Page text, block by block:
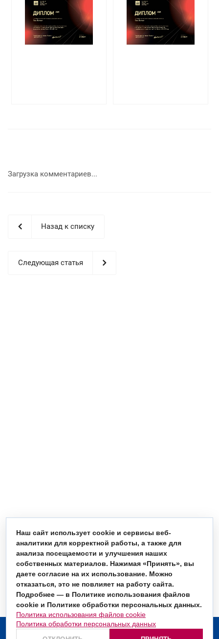
Загрузка комментариев...
Назад к списку
Следующая статья
О компании
Наш сайт использует cookie и сервисы веб-
аналитики для корректной работы, а также для
анализа посещаемости и улучшения наших
собственных материалов. Нажимая «Принять», вы
даете согласие на их использование. Можно
отказаться, это не повлияет на работу сайта.
Подробнее — в Политике использования файлов
cookie и Политике обработки персональных данных.
Политика использования файлов cookie
Политика обработки персональных данных